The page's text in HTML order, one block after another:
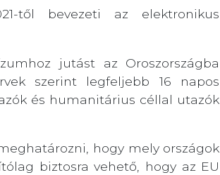
től bevezeti az elektronikus
jutást az Oroszországba
szerint legfeljebb 16 napos
és humanitárius céllal utazók
hogy mely országok
biztosra vehető, hogy az EU